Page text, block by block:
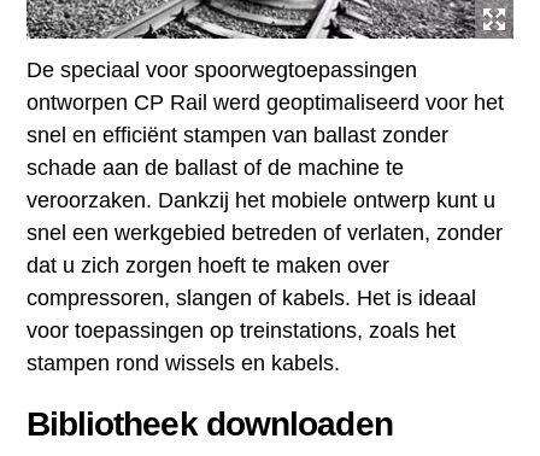
De speciaal voor spoorwegtoepassingen
ontworpen CP Rail werd geoptimaliseerd voor het
snel en efficiënt stampen van ballast zonder
schade aan de ballast of de machine te
veroorzaken. Dankzij het mobiele ontwerp kunt u
snel een werkgebied betreden of verlaten, zonder
dat u zich zorgen hoeft te maken over
compressoren, slangen of kabels. Het is ideaal
voor toepassingen op treinstations, zoals het
stampen rond wissels en kabels.
Bibliotheek downloaden